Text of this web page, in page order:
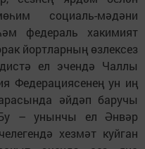
социаль-мәдәни
федераль хакимият
йортларның өзлексез
ел эчендә Чаллы
Федерациясенең ун иң
әйдәп баручы
– унынчы ел Әнвәр
хезмәт куйган